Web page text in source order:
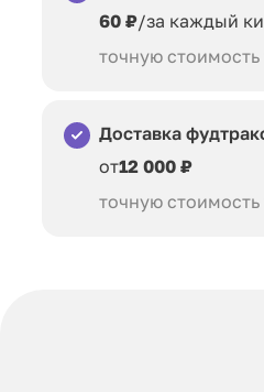
60 ₽/за каждый
точную
Доставка
от12 000 ₽
точную